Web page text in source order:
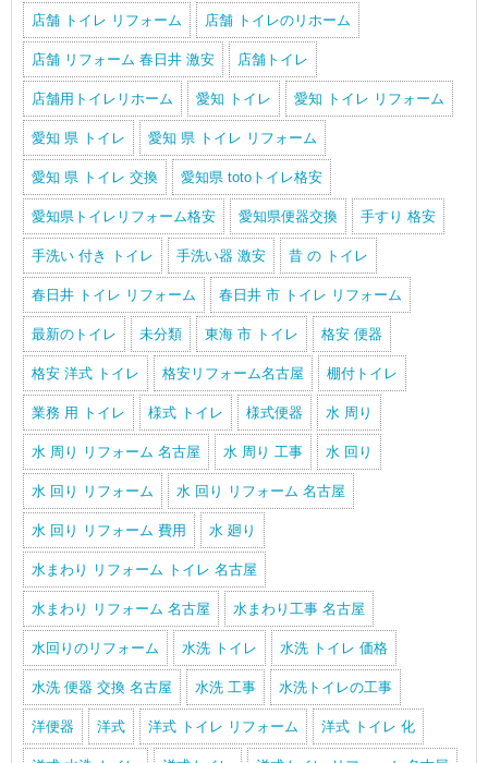
店舗 トイレ リフォーム 店舗 トイレのリホーム
店舗 リフォーム 春日井 激安 店舗トイレ
店舗用トイレリホーム 愛知 トイレ 愛知 トイレ リフォーム
愛知 県 トイレ 愛知 県 トイレ リフォーム
愛知 県 トイレ 交換 愛知県 totoトイレ格安
愛知県トイレリフォーム格安 愛知県便器交換 手すり 格安
手洗い 付き トイレ 手洗い器 激安 昔 の トイレ
春日井 トイレ リフォーム 春日井 市 トイレ リフォーム
最新のトイレ 未分類 東海 市 トイレ 格安 便器
格安 洋式 トイレ 格安リフォーム名古屋 棚付トイレ
業務 用 トイレ 様式 トイレ 様式便器 水 周り
水 周り リフォーム 名古屋 水 周り 工事 水 回り
水 回り リフォーム 水 回り リフォーム 名古屋
水 回り リフォーム 費用 水 廻り
水まわり リフォーム トイレ 名古屋
水まわり リフォーム 名古屋 水まわり工事 名古屋
水回りのリフォーム 水洗 トイレ 水洗 トイレ 価格
水洗 便器 交換 名古屋 水洗 工事 水洗トイレの工事
洋便器 洋式 洋式 トイレ リフォーム 洋式 トイレ 化